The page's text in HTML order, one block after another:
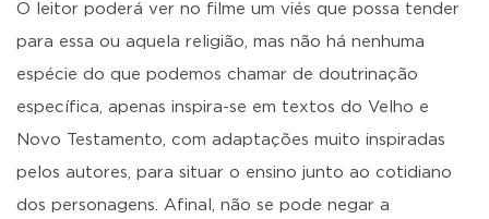
O leitor poderá ver no filme um viés que possa tender
para essa ou aquela religião, mas não há nenhuma
espécie do que podemos chamar de doutrinação
específica, apenas inspira-se em textos do Velho e
Novo Testamento, com adaptações muito inspiradas
pelos autores, para situar o ensino junto ao cotidiano
dos personagens. Afinal, não se pode negar a